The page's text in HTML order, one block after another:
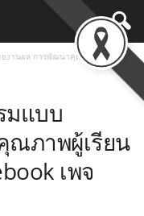
ยงานผล การพัฒนาคุณภาพผู้เรียนราย
มแบบ
ณภาพผู้เรียน
เพจ